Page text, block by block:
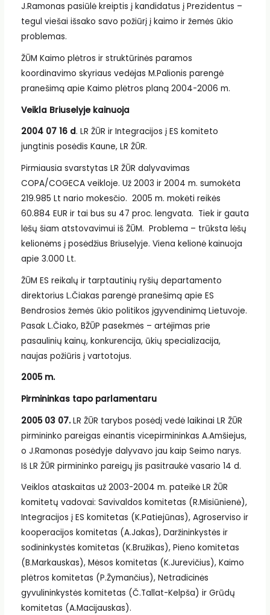
J.Ramonas pasiūlė kreiptis į kandidatus į Prezidentus –
tegul viešai išsako savo požiūrį į kaimo ir žemės ūkio
problemas.
ŽŪM Kaimo plėtros ir struktūrinės paramos
koordinavimo skyriaus vedėjas M.Palionis parengė
pranešimą apie Kaimo plėtros planą 2004-2006 m.
Veikla Briuselyje kainuoja
2004 07 16 d. LR ŽŪR ir Integracijos į ES komiteto
jungtinis posėdis Kaune, LR ŽŪR.
Pirmiausia svarstytas LR ŽŪR dalyvavimas
COPA/COGECA veikloje. Už 2003 ir 2004 m. sumokėta
219.985 Lt nario mokesčio. 2005 m. mokėti reikės
60.884 EUR ir tai bus su 47 proc. lengvata. Tiek ir gauta
lėšų šiam atstovavimui iš ŽŪM. Problema – trūksta lėšų
kelionėms į posėdžius Briuselyje. Viena kelionė kainuoja
apie 3.000 Lt.
ŽŪM ES reikalų ir tarptautinių ryšių departamento
direktorius L.Čiakas parengė pranešimą apie ES
Bendrosios žemės ūkio politikos įgyvendinimą Lietuvoje.
Pasak L.Čiako, BŽŪP pasekmės – artėjimas prie
pasaulinių kainų, konkurencija, ūkių specializacija,
naujas požiūris į vartotojus.
2005 m.
Pirmininkas tapo parlamentaru
2005 03 07.LR ŽŪR tarybos posėdį vedė laikinai LR ŽŪR
pirmininko pareigas einantis vicepirmininkas A.Amšiejus,
o J.Ramonas posėdyje dalyvavo jau kaip Seimo narys.
Iš LR ŽŪR pirmininko pareigų jis pasitraukė vasario 14 d.
Veiklos ataskaitas už 2003-2004 m. pateikė LR ŽŪR
komitetų vadovai: Savivaldos komitetas (R.Misiūnienė),
Integracijos į ES komitetas (K.Patiejūnas), Agroserviso ir
kooperacijos komitetas (A.Jakas), Daržininkystės ir
sodininkystės komitetas (K.Bružikas), Pieno komitetas
(B.Markauskas), Mėsos komitetas (K.Jurevičius), Kaimo
plėtros komitetas (P.Žymančius), Netradicinės
gyvulininkystės komitetas (Č.Tallat-Kelpša) ir Grūdų
komitetas (A.Macijauskas).